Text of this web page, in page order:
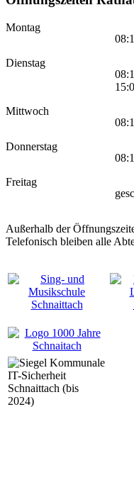
Montag
Dienstag
Mittwoch
Donnerstag
Freitag
Außerhalb der
Telefonisch bleiben alle